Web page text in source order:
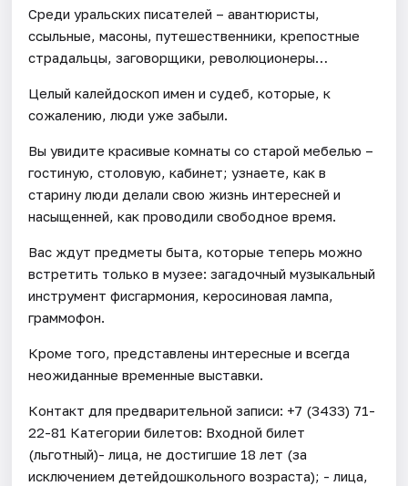
Среди уральских писателей – авантюристы,
ссыльные, масоны, путешественники, крепостные
страдальцы, заговорщики, революционеры…
Целый калейдоскоп имен и судеб, которые, к
сожалению, люди уже забыли.
Вы увидите красивые комнаты со старой мебелью –
гостиную, столовую, кабинет; узнаете, как в
старину люди делали свою жизнь интересней и
насыщенней, как проводили свободное время.
Вас ждут предметы быта, которые теперь можно
встретить только в музее: загадочный музыкальный
инструмент фисгармония, керосиновая лампа,
граммофон.
Кроме того, представлены интересные и всегда
неожиданные временные выставки.
Контакт для предварительной записи: +7 (3433) 71-
22-81 Категории билетов: Входной билет
(льготный)- лица, не достигшие 18 лет (за
исключением детейдошкольного возраста); - лица,